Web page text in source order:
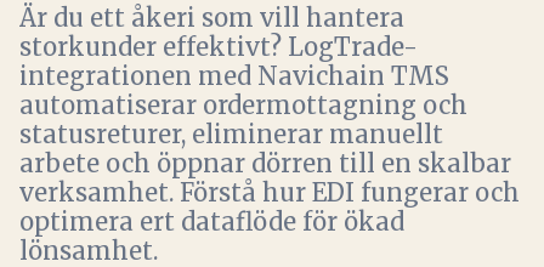
Är du ett åkeri som vill hantera
storkunder effektivt? LogTrade-
integrationen med Navichain TMS
automatiserar ordermottagning och
statusreturer, eliminerar manuellt
arbete och öppnar dörren till en skalbar
verksamhet. Förstå hur EDI fungerar och
optimera ert dataflöde för ökad
lönsamhet.